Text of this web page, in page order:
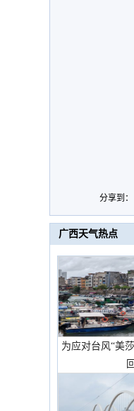
分享到：
广西天气热点
为应对台风“美